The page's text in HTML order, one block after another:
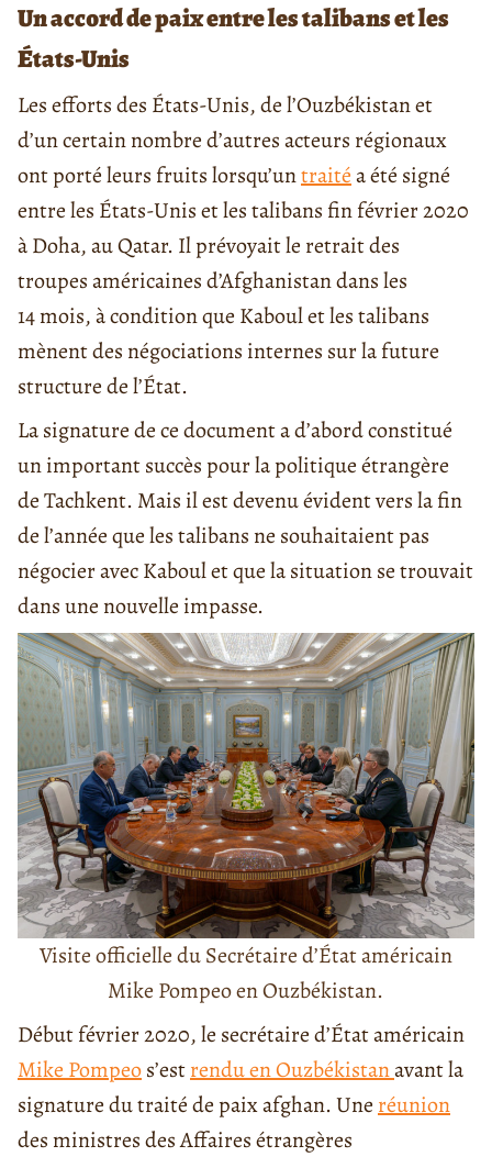
Un accord de paix entre les talibans et les
États-Unis
Les efforts des États-Unis, de l’Ouzbékistan et
d’un certain nombre d’autres acteurs régionaux
ont porté leurs fruits lorsqu’untraitéa été signé
entre les États-Unis et les talibans fin février 2020
à Doha, au Qatar. Il prévoyait le retrait des
troupes américaines d’Afghanistan dans les
14 mois, à condition que Kaboul et les talibans
mènent des négociations internes sur la future
structure de l’État.
La signature de ce document a d’abord constitué
un important succès pour la politique étrangère
de Tachkent. Mais il est devenu évident vers la fin
de l’année que les talibans ne souhaitaient pas
négocier avec Kaboul et que la situation se trouvait
dans une nouvelle impasse.
Visite officielle du Secrétaire d’État américain
Mike Pompeo en Ouzbékistan.
Début février 2020, le secrétaire d’État américain
Mike Pompeos’estrendu en Ouzbékistanavant la
signature du traité de paix afghan. Une réunion
des ministres des Affaires étrangères